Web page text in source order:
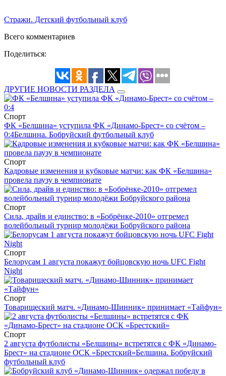
Стражи. Детский футбольный клуб
Всего комментариев
Поделиться:
ДРУГИЕ НОВОСТИ РАЗДЕЛА
Спорт
ФК «Белшина» уступила ФК «Динамо-Брест» со счётом –
0:4Белшина. Бобруйский футбольный клуб
Спорт
Кадровые изменения и кубковые матчи: как ФК «Белшина»
провела паузу в чемпионате
Спорт
Сила, драйв и единство: в «Бобрёнке-2010» отгремел
волейбольный турнир молодёжи Бобруйского района
Спорт
Белорусам 1 августа покажут бойцовскую ночь UFC Fight
Night
Спорт
Товарищеский матч. «Динамо-Шинник» принимает «Тайфун»
Спорт
2 августа футболисты «Белшины» встретятся с ФК «Динамо-
Брест» на стадионе ОСК «Брестский»Белшина. Бобруйский
футбольный клуб